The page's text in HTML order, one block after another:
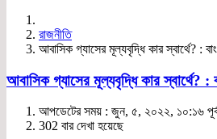
রাজনীতি
আবাসিক গ্যাসের মূল্যবৃদ্ধি কার স্বার্থে? :
আবাসিক গ্যাসের মূল্যবৃদ্ধি কার স্বার্থে? :
আপডেটের সময় : জুন, ৫, ২০২২, ১০:১৬
302 বার দেখা হয়েছে